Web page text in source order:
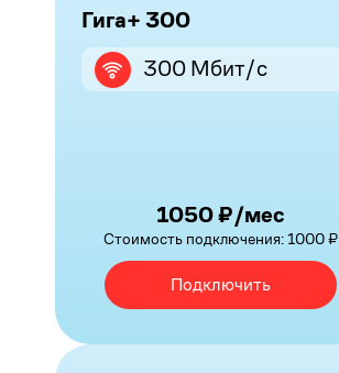
Гига+ 300
300 Мбит/с
1050 ₽/мес
Стоимость подключения: 1000 ₽
Подключить